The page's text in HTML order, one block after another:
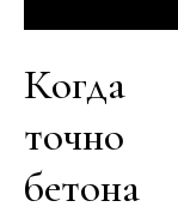
Когда
точно
бетона